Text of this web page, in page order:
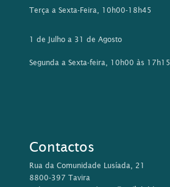
Terça a Sexta-Feira, 10h00-18h45
1 de Julho a 31 de Agosto
Segunda a Sexta-feira, 10h00 às 17h15
Contactos
Rua da Comunidade Lusíada, 21
8800-397 Tavira